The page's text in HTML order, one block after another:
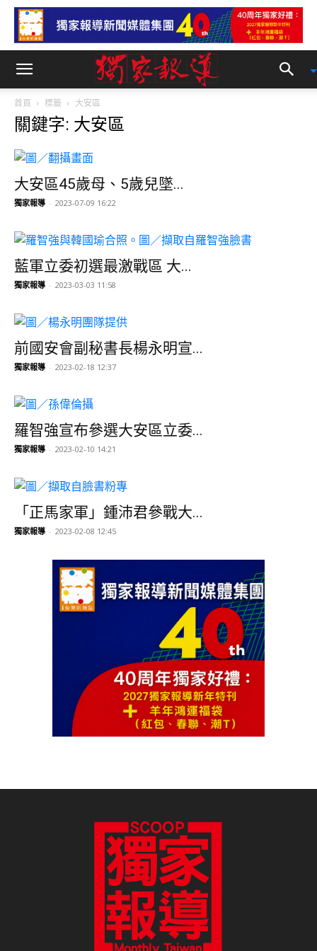
首頁 標籤 大安區
關鍵字: 大安區
大安區45歲母、5歲兒墜...
獨家報導 - 2023-07-09 16:22
藍軍立委初選最激戰區 大...
獨家報導 - 2023-03-03 11:58
前國安會副秘書長楊永明宣...
獨家報導 - 2023-02-18 12:37
羅智強宣布參選大安區立委...
獨家報導 - 2023-02-10 14:21
「正馬家軍」鍾沛君參戰大...
獨家報導 - 2023-02-08 12:45